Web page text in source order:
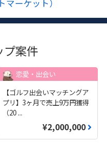
ーケット）
プ案件
恋愛・出会い
【ゴルフ出会いマッチングア
プリ】3ヶ月で売上9万円獲得
（20 ...
¥2,000,000